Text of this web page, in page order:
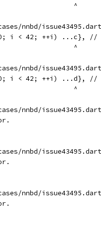
^
nnbd/
i < 42; ++i) ...c}, //
^
nnbd/
i < 42; ++i) ...d}, //
^
nnbd/
nnbd/
nnbd/